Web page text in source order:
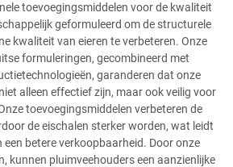
toevoegingsmiddelen voor de kwaliteit
geformuleerd om de structurele
kwaliteit van eieren te verbeteren. Onze
formuleringen, gecombineerd met
garanderen dat onze
alleen effectief zijn, maar ook veilig voor
toevoegingsmiddelen verbeteren de
de eischalen sterker worden, wat leidt
betere verkoopbaarheid. Door onze
kunnen pluimveehouders een aanzienlijke